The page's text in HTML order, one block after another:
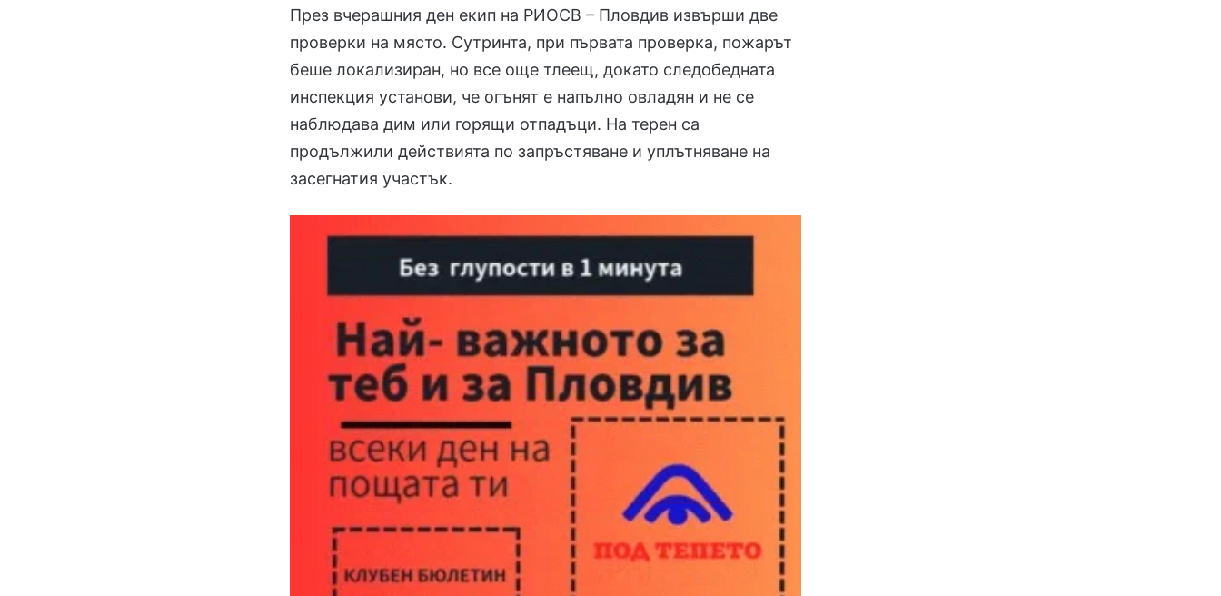
През вчерашния ден екип на РИОСВ – Пловдив извърши две
проверки на място. Сутринта, при първата проверка, пожарът
беше локализиран, но все още тлеещ, докато следобедната
инспекция установи, че огънят е напълно овладян и не се
наблюдава дим или горящи отпадъци. На терен са
продължили действията по запръстяване и уплътняване на
засегнатия участък.